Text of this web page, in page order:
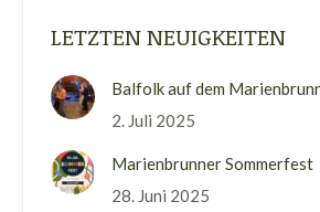
LETZTEN NEUIGKEITEN
Balfolk auf dem
2. Juli 2025
Marienbrunner Sommerfest
28. Juni 2025